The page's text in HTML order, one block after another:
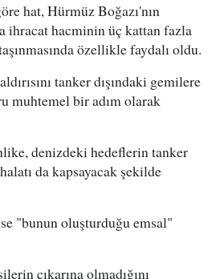
hat, Hürmüz Boğazı'nın
ihracat hacminin üç kattan fazla
özellikle faydalı oldu.
tanker dışındaki gemilere
muhtemel bir adım olarak
denizdeki hedeflerin tanker
da kapsayacak şekilde
"bunun oluşturduğu emsal"
çıkarına olmadığını